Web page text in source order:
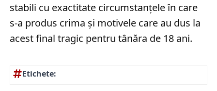
stabili cu exactitate circumstanțele în care
s-a produs crima și motivele care au dus la
acest final tragic pentru tânăra de 18 ani.
Etichete: